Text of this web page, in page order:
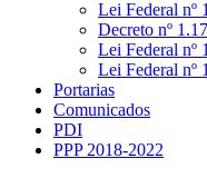
Lei Federal nº
Decreto nº
Lei Federal nº
Lei Federal nº
Portarias
Comunicados
PDI
PPP 2018-2022